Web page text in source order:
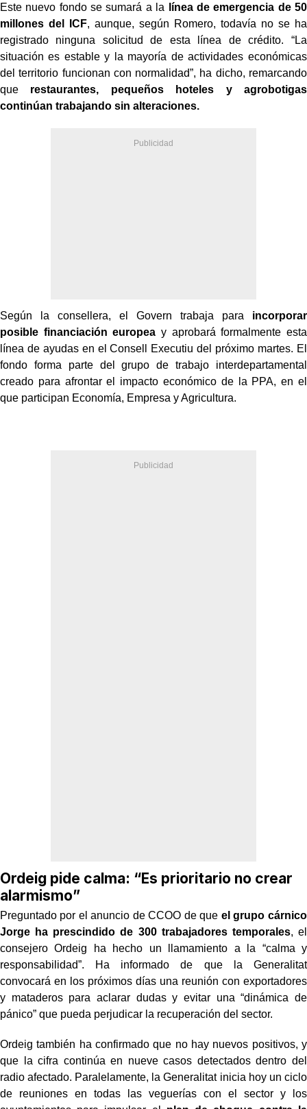
Este nuevo fondo se sumará a la
línea de emergencia de 50
millones del ICF, aunque, según Romero, todavía no se ha
registrado ninguna solicitud de esta línea de crédito. “La
situación es estable y la mayoría de actividades económicas
del territorio funcionan con normalidad”, ha dicho, remarcando
que restaurantes, pequeños hoteles y agrobotigas
continúan trabajando sin alteraciones.
Según la consellera, el Govern trabaja para incorporar
posible financiación europea y aprobará formalmente esta
línea de ayudas en el Consell Executiu del próximo martes. El
fondo forma parte del grupo de trabajo interdepartamental
creado para afrontar el impacto económico de la PPA, en el
que participan Economía, Empresa y Agricultura.
Ordeig pide calma: “Es prioritario no crear
alarmismo”
Preguntado por el anuncio de CCOO de que el grupo cárnico
Jorge ha prescindido de 300 trabajadores temporales, el
consejero Ordeig ha hecho un llamamiento a la “calma y
responsabilidad”. Ha informado de que la Generalitat
convocará en los próximos días una reunión con exportadores
y mataderos para aclarar dudas y evitar una “dinámica de
pánico” que pueda perjudicar la recuperación del sector.
Ordeig también ha confirmado que no hay nuevos positivos, y
que la cifra continúa en nueve casos detectados dentro del
radio afectado. Paralelamente, la Generalitat inicia hoy un ciclo
de reuniones en todas las veguerías con el sector y los